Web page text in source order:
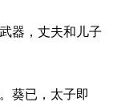
器，丈夫和儿子
葵已，太子即